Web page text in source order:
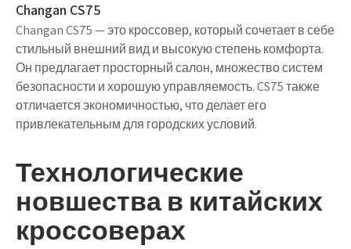
Changan CS75
Changan CS75 — это кроссовер, который сочетает в себе
стильный внешний вид и высокую степень комфорта.
Он предлагает просторный салон, множество систем
безопасности и хорошую управляемость. CS75 также
отличается экономичностью, что делает его
привлекательным для городских условий.
Технологические
новшества в китайских
кроссоверах